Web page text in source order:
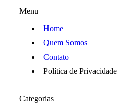
Menu
Home
Quem Somos
Contato
Política de Privacidade
Categorias